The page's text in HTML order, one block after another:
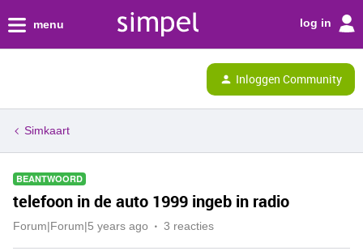
menu log in
Inloggen Community
Simkaart
BEANTWOORD
telefoon in de auto 1999 ingeb in radio
Forum|Forum|5 years ago 3 reacties